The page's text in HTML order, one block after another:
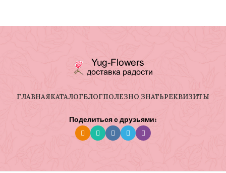
ГЛАВНАЯКАТАЛОГБЛОГПОЛЕЗНО ЗНАТЬРЕКВИЗИТЫ
Поделиться с друзьями: